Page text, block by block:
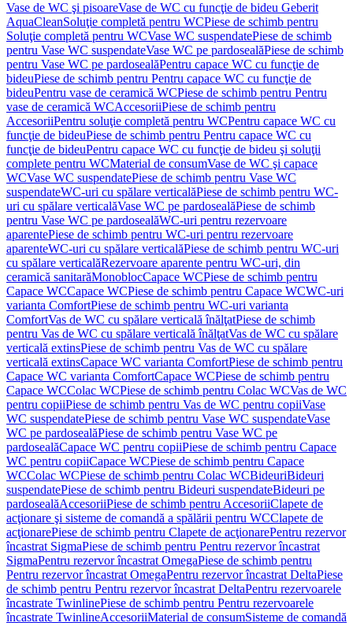
Vase de WC şi pisoareVase de WC cu funcţie de bideu Geberit
AquaCleanSoluţie completă pentru WCPiese de schimb pentru
Soluţie completă pentru WCVase WC suspendatePiese de schimb
pentru Vase WC suspendateVase WC pe pardosealăPiese de schimb
pentru Vase WC pe pardosealăPentru capace WC cu funcţie de
bideuPiese de schimb pentru Pentru capace WC cu funcţie de
bideuPentru vase de ceramică WCPiese de schimb pentru Pentru
vase de ceramică WCAccesoriiPiese de schimb pentru
AccesoriiPentru soluţie completă pentru WCPentru capace WC cu
funcţie de bideuPiese de schimb pentru Pentru capace WC cu
funcţie de bideuPentru capace WC cu funcţie de bideu şi soluţii
complete pentru WCMaterial de consumVase de WC şi capace
WCVase WC suspendatePiese de schimb pentru Vase WC
suspendateWC-uri cu spălare verticalăPiese de schimb pentru WC-
uri cu spălare verticalăVase WC pe pardosealăPiese de schimb
pentru Vase WC pe pardosealăWC-uri pentru rezervoare
aparentePiese de schimb pentru WC-uri pentru rezervoare
aparenteWC-uri cu spălare verticalăPiese de schimb pentru WC-uri
cu spălare verticalăRezervoare aparente pentru WC-uri, din
ceramică sanitarăMonoblocCapace WCPiese de schimb pentru
Capace WCCapace WCPiese de schimb pentru Capace WCWC-uri
varianta ComfortPiese de schimb pentru WC-uri varianta
ComfortVas de WC cu spălare verticală înălţatPiese de schimb
pentru Vas de WC cu spălare verticală înălţatVas de WC cu spălare
verticală extinsPiese de schimb pentru Vas de WC cu spălare
verticală extinsCapace WC varianta ComfortPiese de schimb pentru
Capace WC varianta ComfortCapace WCPiese de schimb pentru
Capace WCColac WCPiese de schimb pentru Colac WCVas de WC
pentru copiiPiese de schimb pentru Vas de WC pentru copiiVase
WC suspendatePiese de schimb pentru Vase WC suspendateVase
WC pe pardosealăPiese de schimb pentru Vase WC pe
pardosealăCapace WC pentru copiiPiese de schimb pentru Capace
WC pentru copiiCapace WCPiese de schimb pentru Capace
WCColac WCPiese de schimb pentru Colac WCBideuriBideuri
suspendatePiese de schimb pentru Bideuri suspendateBideuri pe
pardosealăAccesoriiPiese de schimb pentru AccesoriiClapete de
acţionare şi sisteme de comandă a spălării pentru WCClapete de
acţionarePiese de schimb pentru Clapete de acţionarePentru rezervor
încastrat SigmaPiese de schimb pentru Pentru rezervor încastrat
SigmaPentru rezervor încastrat OmegaPiese de schimb pentru
Pentru rezervor încastrat OmegaPentru rezervor încastrat DeltaPiese
de schimb pentru Pentru rezervor încastrat DeltaPentru rezervoarele
încastrate TwinlinePiese de schimb pentru Pentru rezervoarele
încastrate TwinlineAccesoriiMaterial de consumSisteme de comandă